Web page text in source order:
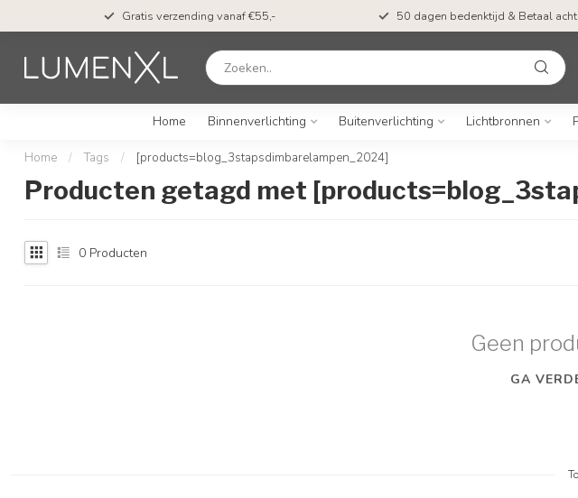
Gratis verzending vanaf €55,- 50 dagen bedenktijd & Betaal
Home Binnenverlichting Buitenverlichting Lichtbronnen
Home / Tags / [products=blog_3stapsdimbarelampen_2024]
Producten getagd met
0 Producten
Geen
GA